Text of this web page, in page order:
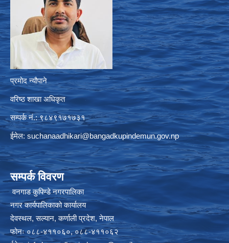
प्रमोद न्यौपाने
वरिष्ठ शाखा अधिकृत
सम्पर्क नं.: ९८४९१७१७३१
ईमेल: suchanaadhikari@bangadkupindemun.gov.np
सम्पर्क विवरण
वनगाड कुपिण्डे नगरपालिका
नगर कार्यपालिकाको कार्यालय
देवस्थल, सल्यान, कर्णाली प्रदेश, नेपाल
फोनः ०८८-४११०६०, ०८८-४११०६२